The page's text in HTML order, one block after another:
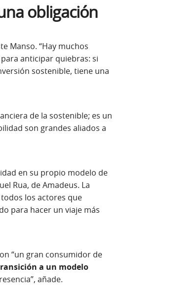
obligación
Manso. “Hay muchos
anticipar quiebras: si
sostenible, tiene una
de la sostenible; es un
son grandes aliados a
en su propio modelo de
Rua, de Amadeus. La
los actores que
para hacer un viaje más
“un gran consumidor de
a un modelo
añade.